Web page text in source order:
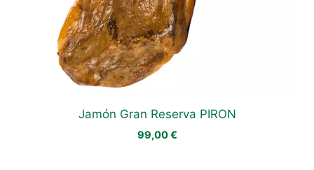
Jamón Gran Reserva PIRON
99,00€